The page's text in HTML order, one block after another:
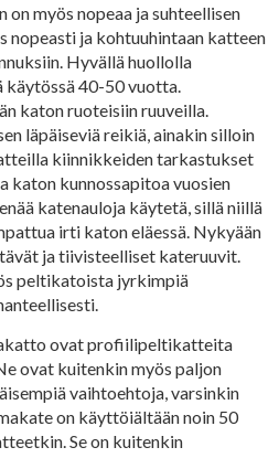
on myös nopeaa ja suhteellisen
nopeasti ja kohtuuhintaan katteen
Hyvällä huollolla
40-50 vuotta.
katon ruoteisiin ruuveilla.
läpäiseviä reikiä, ainakin silloin
kiinnikkeiden tarkastukset
katon kunnossapitoa vuosien
katenauloja käytetä, sillä niillä
irti katon eläessä. Nykyään
ja tiivisteelliset kateruuvit.
peltikatoista jyrkimpiä
ovat profiilipeltikatteita
ovat kuitenkin myös paljon
vaihtoehtoja, varsinkin
on käyttöiältään noin 50
Se on kuitenkin